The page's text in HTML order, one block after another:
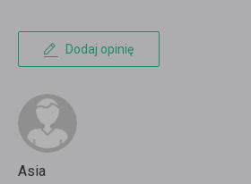
Dodaj opinię
Asia